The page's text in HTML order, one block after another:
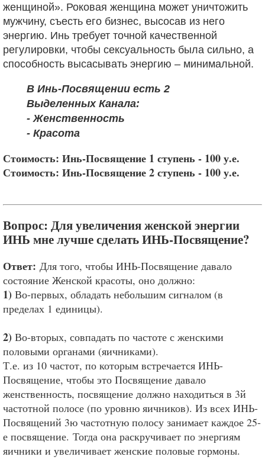
женщиной». Роковая женщина может уничтожить
мужчину, съесть его бизнес, высосав из него
энергию. Инь требует точной качественной
регулировки, чтобы сексуальность была сильно, а
способность высасывать энергию – минимальной.
В Инь-Посвящении есть 2
Выделенных Канала:
- Женственность
- Красота
Стоимость: Инь-Посвящение 1 ступень - 100 у.е.
Стоимость: Инь-Посвящение 2 ступень - 100 у.е.
Вопрос: Для увеличения женской энергии
ИНЬ мне лучше сделать ИНЬ-Посвящение?
Ответ: Для того, чтобы ИНЬ-Посвящение давало
состояние Женской красоты, оно должно:
1) Во-первых, обладать небольшим сигналом (в
пределах 1 единицы).
2) Во-вторых, совпадать по частоте с женскими
половыми органами (яичниками).
Т.е. из 10 частот, по которым встречается ИНЬ-
Посвящение, чтобы это Посвящение давало
женственность, посвящение должно находиться в 3й
частотной полосе (по уровню яичников). Из всех ИНЬ-
Посвящений 3ю частотную полосу занимает каждое 25-
е посвящение. Тогда она раскручивает по энергиям
яичники и увеличивает женские половые гормоны.